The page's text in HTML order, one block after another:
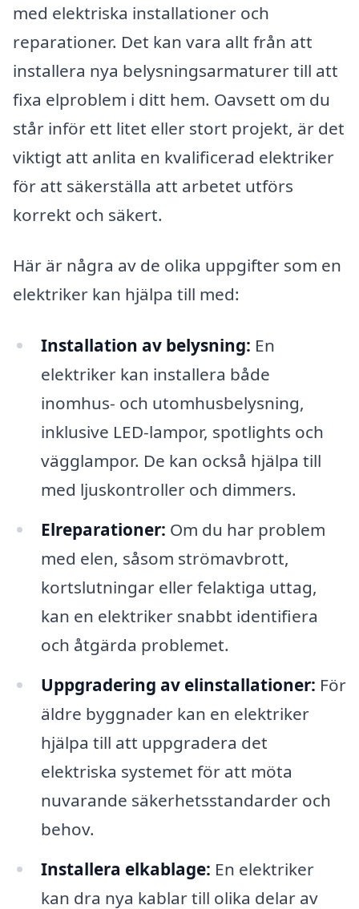
med elektriska installationer och
reparationer. Det kan vara allt från att
installera nya belysningsarmaturer till att
fixa elproblem i ditt hem. Oavsett om du
står inför ett litet eller stort projekt, är det
viktigt att anlita en kvalificerad elektriker
för att säkerställa att arbetet utförs
korrekt och säkert.
Här är några av de olika uppgifter som en
elektriker kan hjälpa till med:
Installation av belysning: En
elektriker kan installera både
inomhus- och utomhusbelysning,
inklusive LED-lampor, spotlights och
vägglampor. De kan också hjälpa till
med ljuskontroller och dimmers.
Elreparationer: Om du har problem
med elen, såsom strömavbrott,
kortslutningar eller felaktiga uttag,
kan en elektriker snabbt identifiera
och åtgärda problemet.
Uppgradering av elinstallationer: För
äldre byggnader kan en elektriker
hjälpa till att uppgradera det
elektriska systemet för att möta
nuvarande säkerhetsstandarder och
behov.
Installera elkablage: En elektriker
kan dra nya kablar till olika delar av